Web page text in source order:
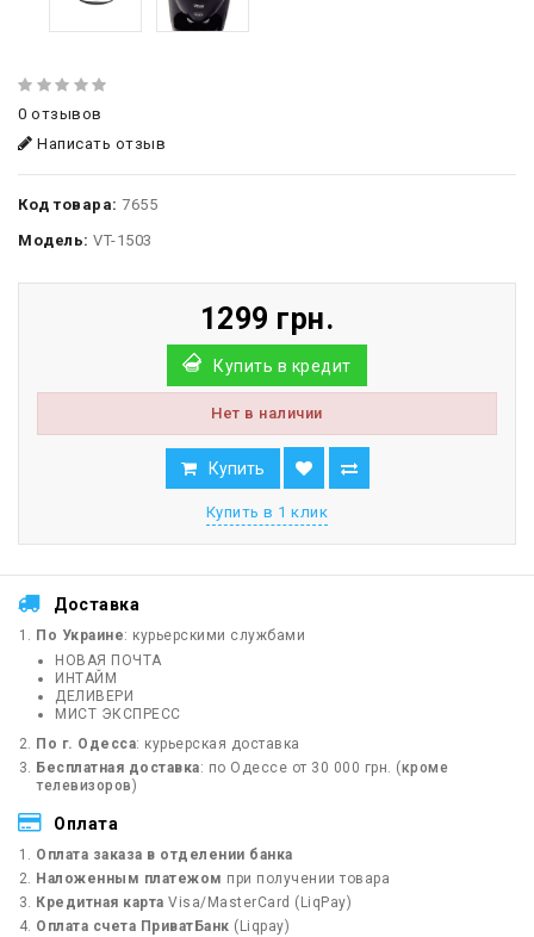
0 отзывов
Написать отзыв
Код товара: 7655
Модель: VT-1503
1299 грн.
Купить в кредит
Нет в наличии
Купить
Купить в 1 клик
Доставка
По Украине: курьерскими службами
НОВАЯ ПОЧТА
ИНТАЙМ
ДЕЛИВЕРИ
МИСТ ЭКСПРЕСС
По г. Одесса: курьерская доставка
Бесплатная доставка: по Одессе от 30 000 грн. (кроме
телевизоров)
Оплата
Оплата заказа в отделении банка
Наложенным платежом при получении товара
Кредитная карта Visa/MasterCard (LiqPay)
Оплата счета ПриватБанк (Liqpay)